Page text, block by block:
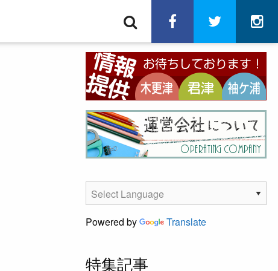
facebooktwitter
Powered by Translate
特集記事